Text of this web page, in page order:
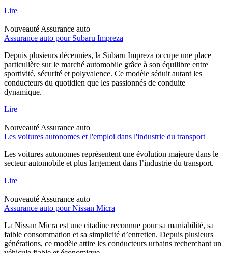
Lire
Nouveauté Assurance auto
Assurance auto pour Subaru Impreza
Depuis plusieurs décennies, la Subaru Impreza occupe une place
particulière sur le marché automobile grâce à son équilibre entre
sportivité, sécurité et polyvalence. Ce modèle séduit autant les
conducteurs du quotidien que les passionnés de conduite
dynamique.
Lire
Nouveauté Assurance auto
Les voitures autonomes et l'emploi dans l'industrie du transport
Les voitures autonomes représentent une évolution majeure dans le
secteur automobile et plus largement dans l’industrie du transport.
Lire
Nouveauté Assurance auto
Assurance auto pour Nissan Micra
La Nissan Micra est une citadine reconnue pour sa maniabilité, sa
faible consommation et sa simplicité d’entretien. Depuis plusieurs
générations, ce modèle attire les conducteurs urbains recherchant un